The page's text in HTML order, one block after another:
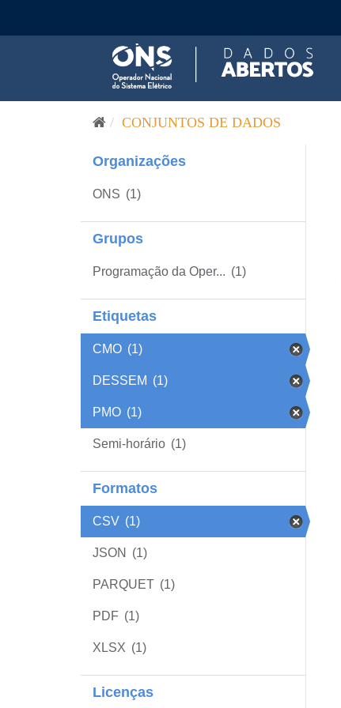
CONJUNTOS DE DADOS
Organizações
ONS (1)
Grupos
Programação da Oper... (1)
Etiquetas
CMO (1)
DESSEM (1)
PMO (1)
Semi-horário (1)
Formatos
CSV (1)
JSON (1)
PARQUET (1)
PDF (1)
XLSX (1)
Licenças